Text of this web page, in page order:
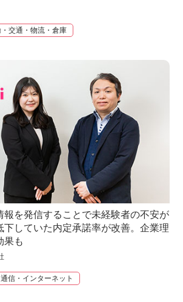
交通・物流・倉庫
報を発信することで未経験者の不安が
下していた内定承諾率が改善。企業理
果も
信・インターネット